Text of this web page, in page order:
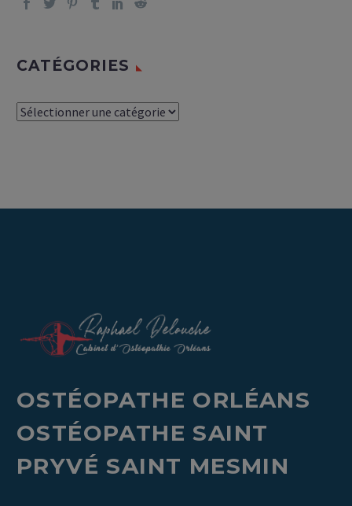
CATÉGORIES
Catégories
OSTÉOPATHE ORLÉANS
OSTÉOPATHE SAINT
PRYVÉ SAINT MESMIN